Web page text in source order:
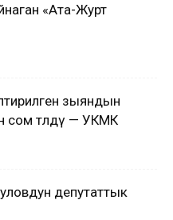
«Ата-Журт
зыяндын
сом төлөдү — УКМК
депутаттык